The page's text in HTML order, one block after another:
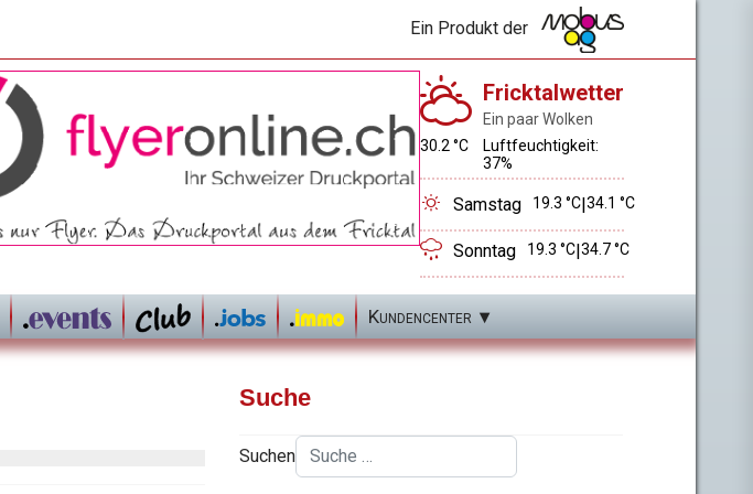
Ein Produkt der
Fricktalwetter
Ein paar Wolken
30.2 °C
Luftfeuchtigkeit:
37%
Samstag 19.3 °C|34.1 °C
Sonntag 19.3 °C|34.7 °C
Kundencenter
Suche
Suchen